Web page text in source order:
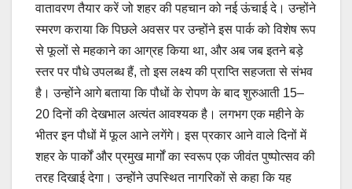
वातावरण तैयार करें जो शहर की पहचान को नई ऊंचाई दे। उन्होंने
स्मरण कराया कि पिछले अवसर पर उन्होंने इस पार्क को विशेष रूप
से फूलों से महकाने का आग्रह किया था, और अब जब इतने बड़े
स्तर पर पौधे उपलब्ध हैं, तो इस लक्ष्य की प्राप्ति सहजता से संभव
है। उन्होंने आगे बताया कि पौधों के रोपण के बाद शुरुआती 15–
20 दिनों की देखभाल अत्यंत आवश्यक है। लगभग एक महीने के
भीतर इन पौधों में फूल आने लगेंगे। इस प्रकार आने वाले दिनों में
शहर के पार्कों और प्रमुख मार्गों का स्वरूप एक जीवंत पुष्पोत्सव की
तरह दिखाई देगा। उन्होंने उपस्थित नागरिकों से कहा कि यह